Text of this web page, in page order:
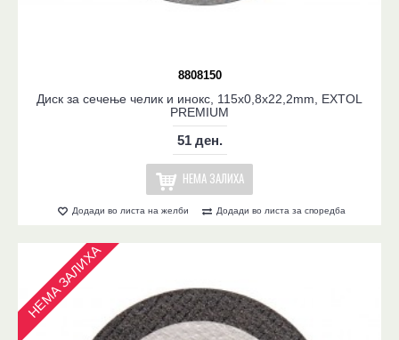
8808150
Диск за сечење челик и инокс, 115x0,8x22,2mm, EXTOL
PREMIUM
51 ден.
НЕМА ЗАЛИХА
Додади во листа на желби Додади во листа за споредба
НЕМА ЗАЛИХА